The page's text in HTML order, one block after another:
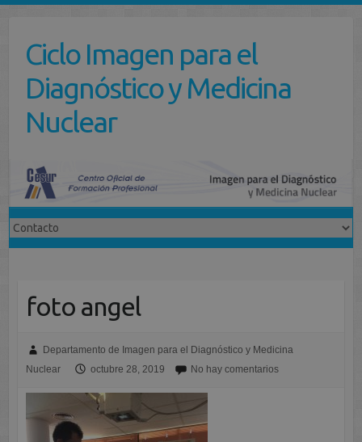
contenidoCiclo Imagen para el
Diagnóstico y Medicina
Nuclear
foto angel
Departamento de Imagen para el Diagnóstico y Medicina
Nuclear
octubre 28, 2019 No hay comentarios